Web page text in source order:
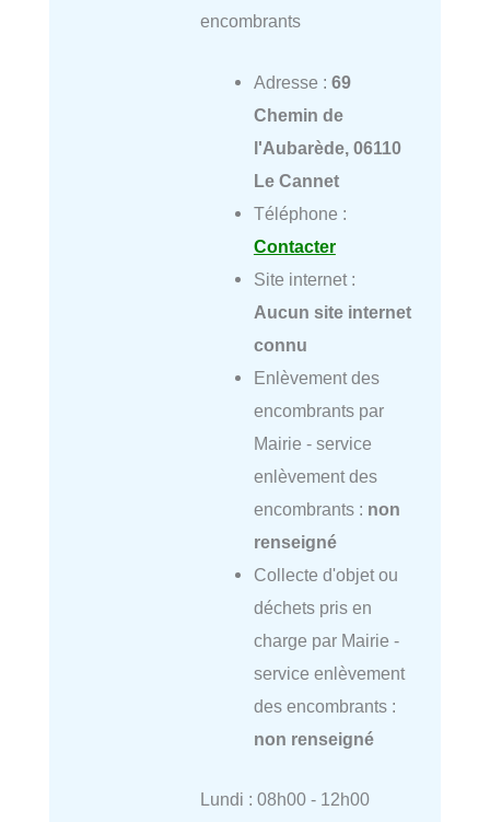
encombrants
Adresse : 69
Chemin de
l'Aubarède, 06110
Le Cannet
Téléphone :
Contacter
Site internet :
Aucun site internet
connu
Enlèvement des
encombrants par
Mairie - service
enlèvement des
encombrants : non
renseigné
Collecte d'objet ou
déchets pris en
charge par Mairie -
service enlèvement
des encombrants :
non renseigné
Lundi : 08h00 - 12h00